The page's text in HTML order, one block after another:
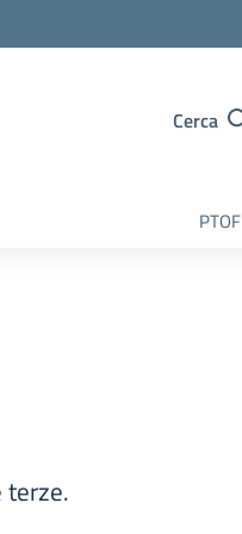
Cerca
PTOF
terze.